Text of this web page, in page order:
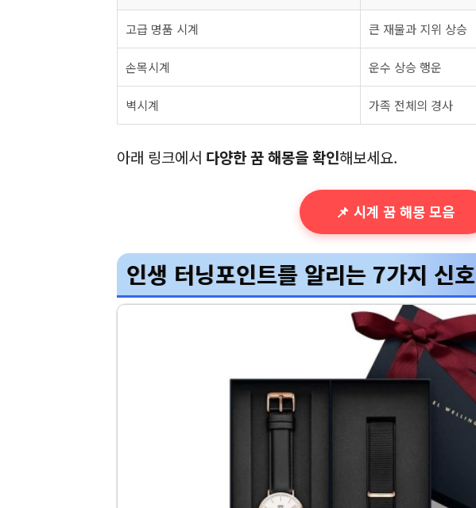
고급 명품 시계 큰 재물과 지위 상승
손목시계 운수 상승 행운
벽시계 가족 전체의 경사
아래 링크에서 다양한 꿈 해몽을 확인해보세요.
📌 시계 꿈 해몽 모음
인생 터닝포인트를 알리는 7가지 신호